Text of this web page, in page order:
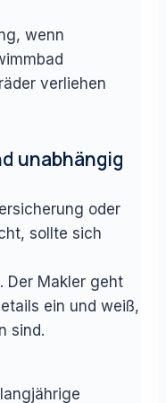
wenn
verliehen
unabhängig
oder
sollte sich
Der Makler geht
ein und weiß,
sind.